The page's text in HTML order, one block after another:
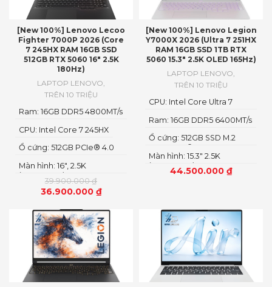
[New 100%] Lenovo Lecoo
Fighter 7000P 2026 (Core
7 245HX RAM 16GB SSD
512GB RTX 5060 16″ 2.5K
180Hz)
LAPTOP LENOVO
TRÊN 10 TRIỆU
39.900.000₫
36.900.000 ₫
Màn hình: 16″, 2.5K
(2560x1600) IPS, LED
Ổ cứng: 512GB PCIe® 4.0
CPU: Intel Core 7 245HX
Ram: 16GB DDR5 4800MT/s
[New 100%] Lenovo Legion
Y7000X 2026 (Ultra 7 251HX
RAM 16GB SSD 1TB RTX
5060 15.3″ 2.5K OLED 165Hz)
LAPTOP LENOVO
TRÊN 10 TRIỆU
44.500.000 ₫
Màn hình: 15.3" 2.5K
(2560x1600) OLED
Ổ cứng: 512GB SSD M.2
2242 PCIe® 4.0×4 NVMe
Ram: 16GB DDR5 6400MT/s
CPU: Intel Core Ultra 7